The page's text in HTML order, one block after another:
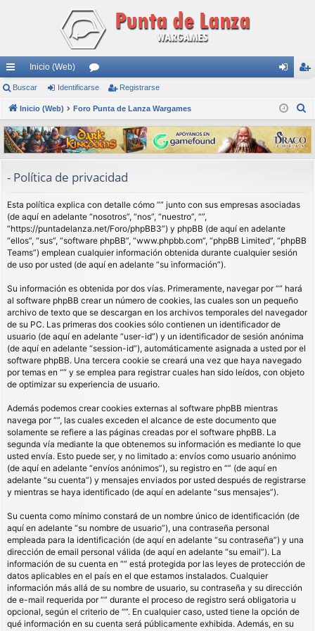
nl
ac
es
rá
s
Inicio (Web)
or
os nti
fic
ar
ist
ra
rs
Buscar Identificarse Registrarse
Inicio (Web) Foro Punta de Lanza Wargames
s
c
- Política de privacidad
Esta política explica con detalle cómo “” junto con sus empresas asociadas
(de aquí en adelante “nosotros”, “nos”, “nuestro”, “”,
“https://puntadelanza.net/Foro/phpBB3”) y phpBB (de aquí en adelante
“ellos”, “sus”, “software phpBB”, “www.phpbb.com”, “phpBB Limited”, “phpBB
Teams”) emplean cualquier información obtenida durante cualquier sesión
de uso por usted (de aquí en adelante “su información”).
Su información es obtenida por dos vías. Primeramente, navegar por “” hará
al software phpBB crear un número de cookies, las cuales son un pequeño
archivo de texto que se descargan en los archivos temporales del navegador
de su PC. Las primeras dos cookies sólo contienen un identificador de
usuario (de aquí en adelante “user-id”) y un identificador de sesión anónima
(de aquí en adelante “session-id”), automáticamente asignada a usted por el
software phpBB. Una tercera cookie se creará una vez que haya navegado
por temas en “” y se emplea para registrar cuales han sido leídos, con objeto
de optimizar su experiencia de usuario.
Además podemos crear cookies externas al software phpBB mientras
navega por “”, las cuales exceden el alcance de este documento que
solamente se refiere a las páginas creadas por el software phpBB. La
segunda vía mediante la que obtenemos su información es mediante lo que
usted envía. Esto puede ser, y no limitado a: envíos como usuario anónimo
(de aquí en adelante “envíos anónimos”), su registro en “” (de aquí en
adelante “su cuenta”) y mensajes enviados por usted después de registrarse
y mientras se haya identificado (de aquí en adelante “sus mensajes”).
Su cuenta como mínimo constará de un nombre único de identificación (de
aquí en adelante “su nombre de usuario”), una contraseña personal
empleada para la identificación (de aquí en adelante “su contraseña”) y una
dirección de email personal válida (de aquí en adelante “su email”). La
información de su cuenta en “” está protegida por las leyes de protección de
datos aplicables en el país en el que estamos instalados. Cualquier
información más allá de su nombre de usuario, su contraseña y su dirección
de e-mail requerida por “” durante el proceso de registro será obligatoria u
opcional, según el criterio de “”. En cualquier caso, usted tiene la opción de
qué información en su cuenta será públicamente exhibida. Además, en su